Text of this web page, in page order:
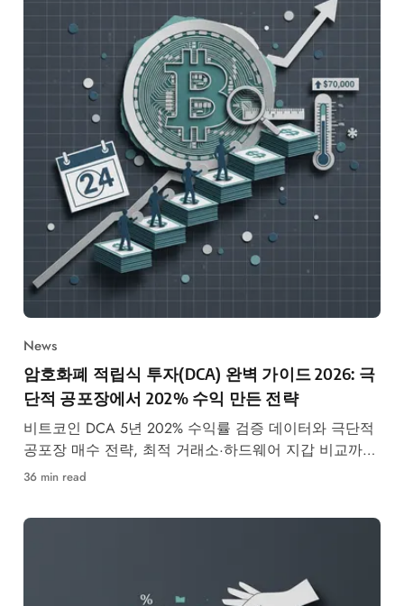
News
암호화폐 적립식 투자(DCA) 완벽 가이드 2026: 극
단적 공포장에서 202% 수익 만든 전략
비트코인 DCA 5년 202% 수익률 검증 데이터와 극단적
공포장 매수 전략, 최적 거래소·하드웨어 지갑 비교까지
총정리한 실전 가이드.
36 min read